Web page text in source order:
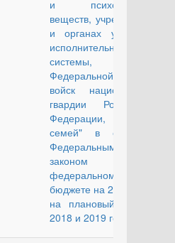
и психотропных
веществ, учреждениях
и органах уголовно-
исполнительной
системы,
Федеральной службе
войск национальной
гвардии Российской
Федерации, и их
семей" в связи с
Федеральным
законом "О
федеральном
бюджете на 2017 год и
на плановый период
2018 и 2019 годов"